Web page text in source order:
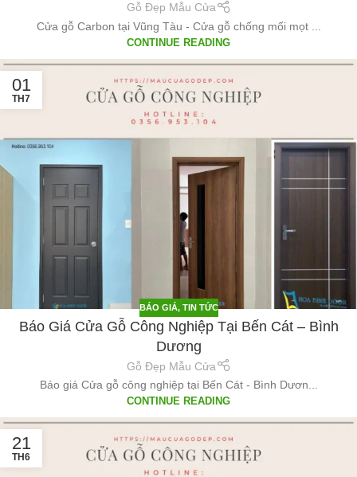
Gỗ Đẹp Mẫu Cửa
Cửa gỗ Carbon tại Vũng Tàu - Cửa gỗ chống mối mọt ...
CONTINUE READING
01
TH7
BÁO GIÁ, TIN TỨC
Báo Giá Cửa Gỗ Công Nghiệp Tại Bến Cát – Bình
Dương
Gỗ Đẹp Mẫu Cửa
Báo giá Cửa gỗ công nghiệp tại Bến Cát - Bình Dươn...
CONTINUE READING
21
TH6